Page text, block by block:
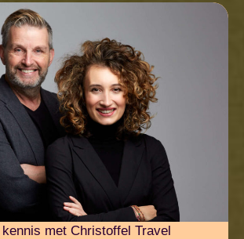
met Christoffel Travel